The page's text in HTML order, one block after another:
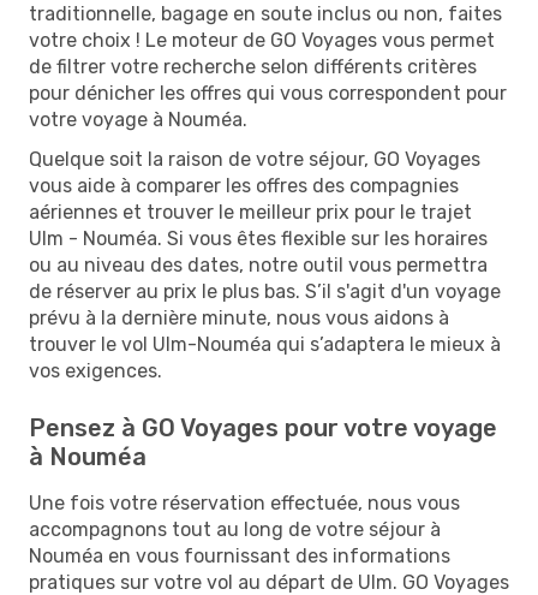
traditionnelle, bagage en soute inclus ou non, faites
votre choix ! Le moteur de GO Voyages vous permet
de filtrer votre recherche selon différents critères
pour dénicher les offres qui vous correspondent pour
votre voyage à Nouméa.
Quelque soit la raison de votre séjour, GO Voyages
vous aide à comparer les offres des compagnies
aériennes et trouver le meilleur prix pour le trajet
Ulm - Nouméa. Si vous êtes flexible sur les horaires
ou au niveau des dates, notre outil vous permettra
de réserver au prix le plus bas. S’il s'agit d'un voyage
prévu à la dernière minute, nous vous aidons à
trouver le vol Ulm-Nouméa qui s’adaptera le mieux à
vos exigences.
Pensez à GO Voyages pour votre voyage
à Nouméa
Une fois votre réservation effectuée, nous vous
accompagnons tout au long de votre séjour à
Nouméa en vous fournissant des informations
pratiques sur votre vol au départ de Ulm. GO Voyages